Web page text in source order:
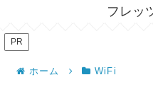
フレッ
PR
ホーム WiFi